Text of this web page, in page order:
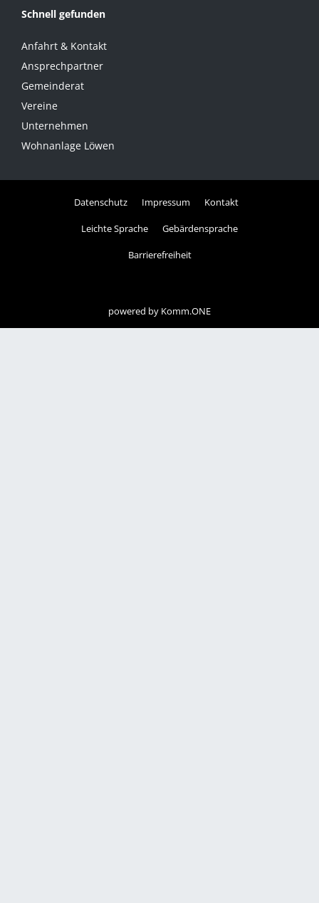
Schnell gefunden
Anfahrt & Kontakt
Ansprechpartner
Gemeinderat
Vereine
Unternehmen
Wohnanlage Löwen
Datenschutz Impressum Kontakt
Leichte Sprache Gebärdensprache
Barrierefreiheit
powered by Komm.ONE